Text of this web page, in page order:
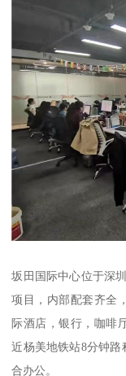
坂田国际中心位于深
项目，内部配套齐全
际酒店，银行，咖啡
近杨美地铁站8分钟
合办公。